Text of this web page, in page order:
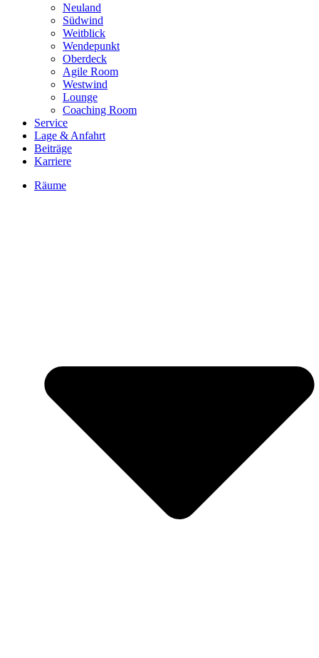
Neuland
Südwind
Weitblick
Wendepunkt
Oberdeck
Agile Room
Westwind
Lounge
Coaching Room
Service
Lage & Anfahrt
Beiträge
Karriere
Räume